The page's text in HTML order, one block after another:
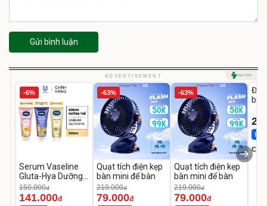
Gửi bình luận
ADVERTISEMENT
-6%
Serum Vaseline
Gluta-Hya Dưỡng
Da Sáng Mịn Sau 7
Ngày
150.000đ
141.000đ
-63%
Quạt tích điện kẹp
bàn mini để bàn
219.000đ
79.000đ
-63%
Quạt tích điện kẹp
bàn mini để bàn
219.000đ
79.000đ
Đai
bé
Hot